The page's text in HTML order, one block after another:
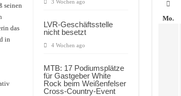
3 Wochen ago
LVR-Geschäftsstelle
nicht besetzt
4 Wochen ago
MTB: 17 Podiumsplätze
für Gastgeber White
Rock beim Weißenfelser
Cross-Country-Event
seinen
das
in
Mo.